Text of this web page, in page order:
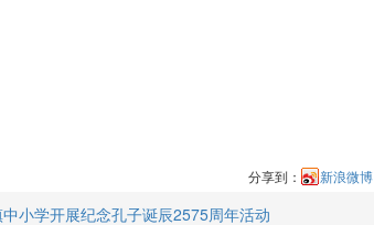
分享到： 新浪微博
小学开展纪念孔子诞辰2575周年活动